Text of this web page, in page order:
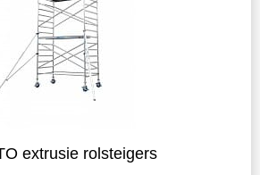
extrusie rolsteigers